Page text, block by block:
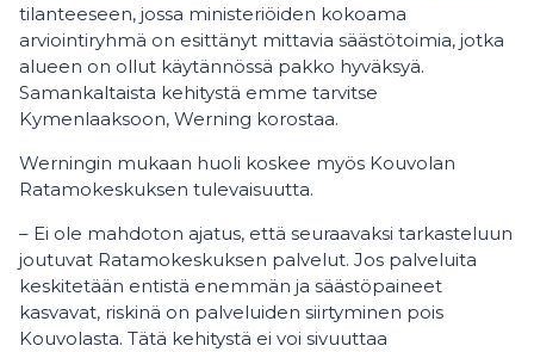
tilanteeseen, jossa ministeriöiden kokoama
arviointiryhmä on esittänyt mittavia säästötoimia, jotka
alueen on ollut käytännössä pakko hyväksyä.
Samankaltaista kehitystä emme tarvitse
Kymenlaaksoon, Werning korostaa.
Werningin mukaan huoli koskee myös Kouvolan
Ratamokeskuksen tulevaisuutta.
– Ei ole mahdoton ajatus, että seuraavaksi tarkasteluun
joutuvat Ratamokeskuksen palvelut. Jos palveluita
keskitetään entistä enemmän ja säästöpaineet
kasvavat, riskinä on palveluiden siirtyminen pois
Kouvolasta. Tätä kehitystä ei voi sivuuttaa